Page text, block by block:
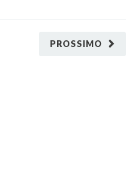
PROSSIMO